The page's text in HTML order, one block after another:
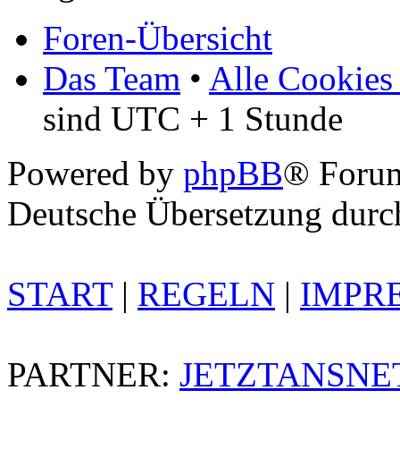
Foren-Übersicht
Das Team • Alle Cookies
sind UTC + 1 Stunde
Powered by phpBB®
Deutsche Übersetzung
START| REGELN |
PARTNER: